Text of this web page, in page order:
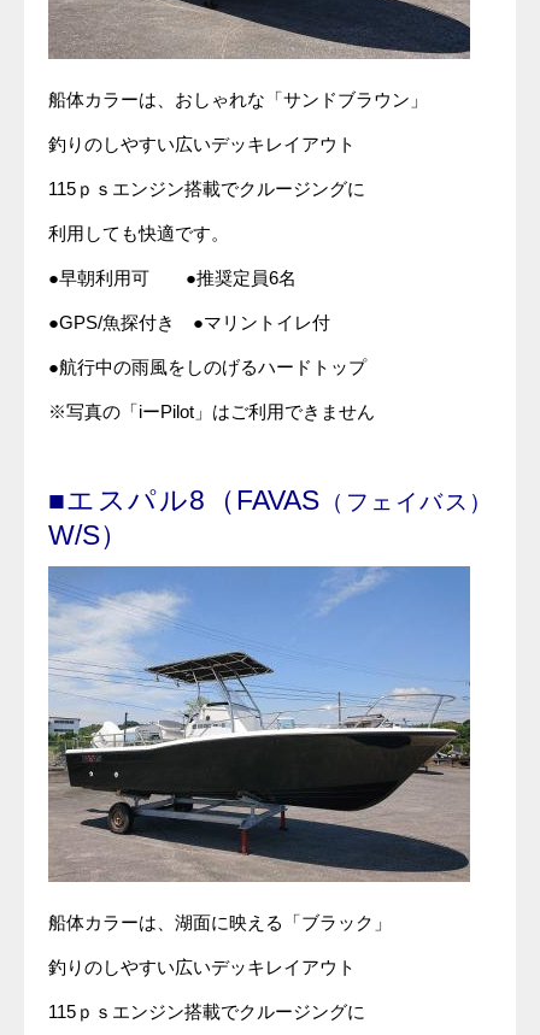
船体カラーは、おしゃれな「サンドブラウン」
釣りのしやすい広いデッキレイアウト
115ｐｓエンジン搭載でクルージングに
利用しても快適です。
●早朝利用可 ●推奨定員6名
●GPS/魚探付き ●マリントイレ付
●航行中の雨風をしのげるハードトップ
※写真の「iーPilot」はご利用できません
■エスパル8（FAVAS （フェイバス）
W/S）
船体カラーは、湖面に映える「ブラック」
釣りのしやすい広いデッキレイアウト
115ｐｓエンジン搭載でクルージングに